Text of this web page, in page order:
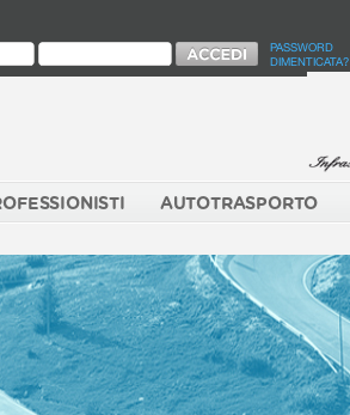
PASSWORD
DIMENTICATA?
AUTOTRASPORTO